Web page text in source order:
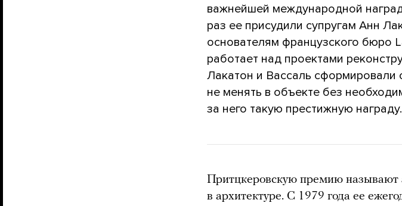
важнейшей международной
раз ее присудили супругам Анн
основателям французского бюро
работает над проектами
Лакатон и Вассаль сформировали
не менять в объекте без
за него такую престижную награду.
Притцкеровскую премию называют
в архитектуре. С 1979 года ее